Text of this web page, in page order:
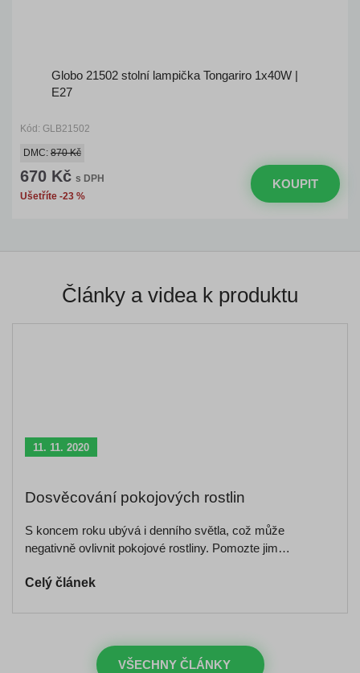
Globo 21502 stolní lampička Tongariro 1x40W |
E27
Kód: GLB21502
DMC: 870 Kč
670 Kč s DPH
Ušetříte -23 %
KOUPIT
Články a videa k produktu
11. 11. 2020
Dosvěcování pokojových rostlin
S koncem roku ubývá i denního světla, což může
negativně ovlivnit pokojové rostliny. Pomozte jim…
Celý článek
VŠECHNY ČLÁNKY